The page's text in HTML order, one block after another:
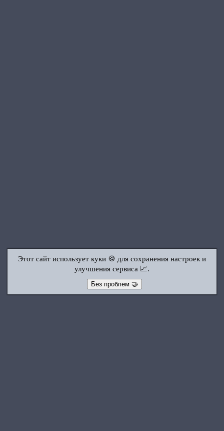
Этот сайт использует куки 🍪 для сохранения настроек и
улучшения сервиса 📈.
Без проблем 🤝